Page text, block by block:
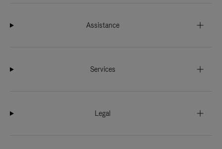
Assistance
Services
Legal